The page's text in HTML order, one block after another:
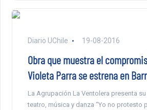
Diario UChile 19-08-2016
Obra que muestra el
Violeta Parra se estrena en
La Agrupación La Ventolera presenta
teatro, música y danza “Yo no protesto